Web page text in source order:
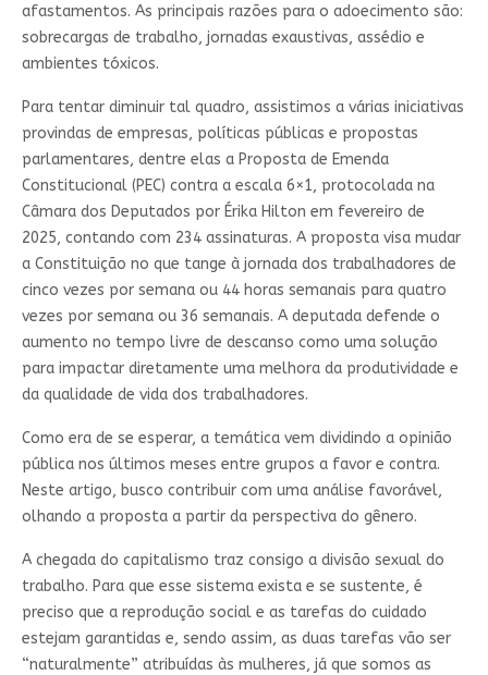
afastamentos. As principais razões para o adoecimento são:
sobrecargas de trabalho, jornadas exaustivas, assédio e
ambientes tóxicos.
Para tentar diminuir tal quadro, assistimos a várias iniciativas
provindas de empresas, políticas públicas e propostas
parlamentares, dentre elas a Proposta de Emenda
Constitucional (PEC) contra a escala 6×1, protocolada na
Câmara dos Deputados por Érika Hilton em fevereiro de
2025, contando com 234 assinaturas. A proposta visa mudar
a Constituição no que tange à jornada dos trabalhadores de
cinco vezes por semana ou 44 horas semanais para quatro
vezes por semana ou 36 semanais. A deputada defende o
aumento no tempo livre de descanso como uma solução
para impactar diretamente uma melhora da produtividade e
da qualidade de vida dos trabalhadores.
Como era de se esperar, a temática vem dividindo a opinião
pública nos últimos meses entre grupos a favor e contra.
Neste artigo, busco contribuir com uma análise favorável,
olhando a proposta a partir da perspectiva do gênero.
A chegada do capitalismo traz consigo a divisão sexual do
trabalho. Para que esse sistema exista e se sustente, é
preciso que a reprodução social e as tarefas do cuidado
estejam garantidas e, sendo assim, as duas tarefas vão ser
“naturalmente” atribuídas às mulheres, já que somos as